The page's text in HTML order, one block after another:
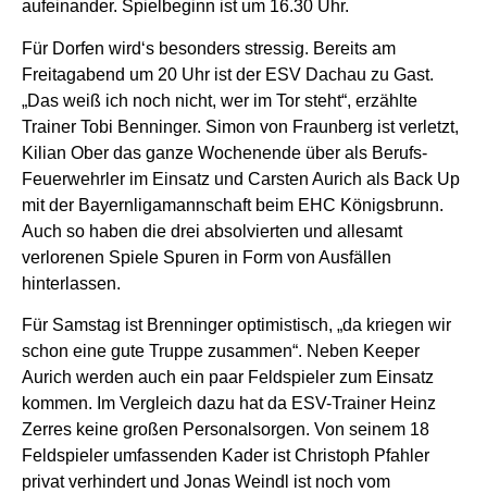
aufeinander. Spielbeginn ist um 16.30 Uhr.
Für Dorfen wird‘s besonders stressig. Bereits am
Freitagabend um 20 Uhr ist der ESV Dachau zu Gast.
„Das weiß ich noch nicht, wer im Tor steht“, erzählte
Trainer Tobi Benninger. Simon von Fraunberg ist verletzt,
Kilian Ober das ganze Wochenende über als Berufs-
Feuerwehrler im Einsatz und Carsten Aurich als Back Up
mit der Bayernligamannschaft beim EHC Königsbrunn.
Auch so haben die drei absolvierten und allesamt
verlorenen Spiele Spuren in Form von Ausfällen
hinterlassen.
Für Samstag ist Brenninger optimistisch, „da kriegen wir
schon eine gute Truppe zusammen“. Neben Keeper
Aurich werden auch ein paar Feldspieler zum Einsatz
kommen. Im Vergleich dazu hat da ESV-Trainer Heinz
Zerres keine großen Personalsorgen. Von seinem 18
Feldspieler umfassenden Kader ist Christoph Pfahler
privat verhindert und Jonas Weindl ist noch vom